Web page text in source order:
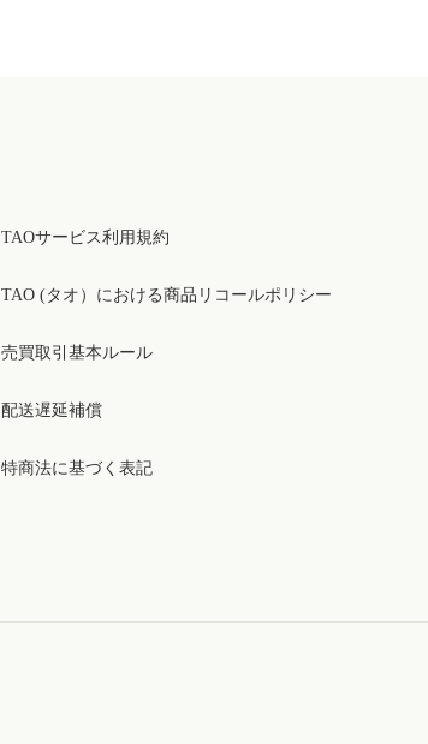
TAOサービス利用規約
TAO (タオ）における商品リコールポリシー
売買取引基本ルール
配送遅延補償
特商法に基づく表記